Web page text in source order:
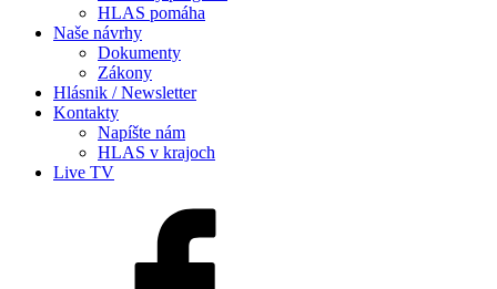
HLAS pomáha
Naše návrhy
Dokumenty
Zákony
Hlásnik / Newsletter
Kontakty
Napíšte nám
HLAS v krajoch
Live TV